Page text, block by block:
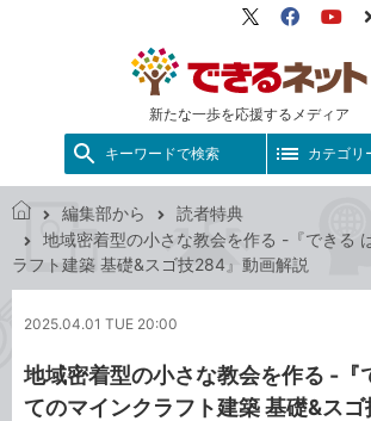
新たな一歩を応援するメディア
X（旧
Facebook
キーワードで検索 カテゴリ
で
き
ッ
編集部から
読者特典
地域密着型の小さな教会を作る -『できる
ラフト建築 基礎&スゴ技284』動画解説
2025.04.01 TUE 20:00
地域密着型の小さな教会を作る -『
てのマインクラフト建築 基礎&ス